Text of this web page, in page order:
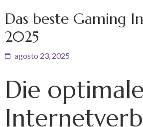
Das beste Gaming
2025
agosto 23, 2025
Die optimale